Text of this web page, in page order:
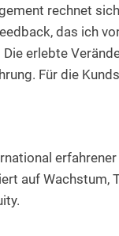
rechnet
das ich
erlebte
Für die
auf Wachstum,